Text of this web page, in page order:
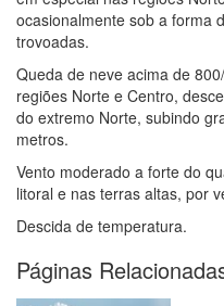
ocasionalmente sob a forma
trovoadas.
Queda de neve acima de
regiões Norte e Centro,
do extremo Norte, subindo
metros.
Vento moderado a forte do
litoral e nas terras altas, por
Descida de temperatura.
Páginas